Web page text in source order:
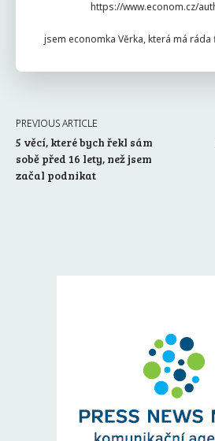
https://www.econom.cz/
jsem economka Věrka, která má ráda
PREVIOUS ARTICLE
5 věcí, které bych řekl sám
sobě před 16 lety, než jsem
začal podnikat